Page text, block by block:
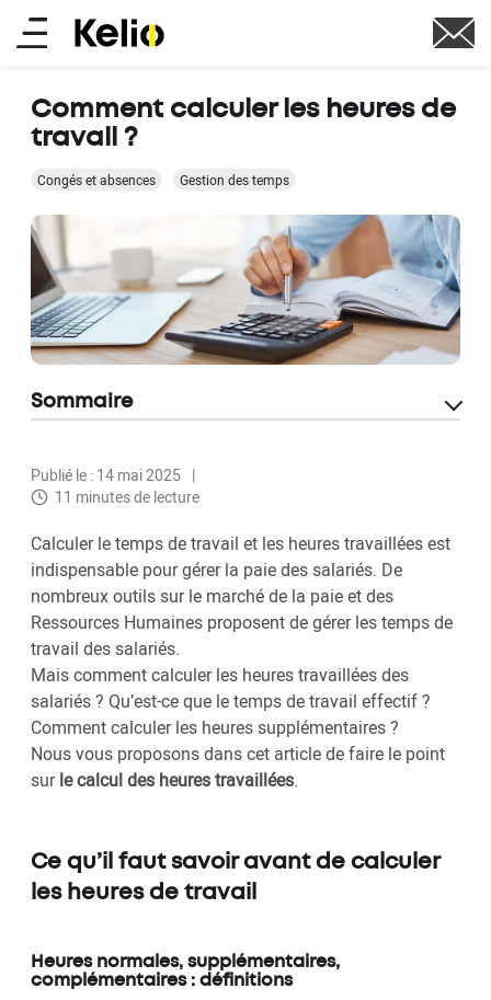
Aller
auMain
Comment calculer les heures de
travail ?
Congés et absences Gestion des temps
Publié le : 14 mai 2025
11 minutes de lecture
Calculer le temps de travail et les heures travaillées est
indispensable pour gérer la paie des salariés. De
nombreux outils sur le marché de la paie et des
Ressources Humaines proposent de gérer les temps de
travail des salariés.
Mais comment calculer les heures travaillées des
salariés ? Qu’est-ce que le temps de travail effectif ?
Comment calculer les heures supplémentaires ?
Nous vous proposons dans cet article de faire le point
surle calcul des heures travaillées.
Ce qu’il faut savoir avant de calculer
les heures de travail
Heures normales, supplémentaires,
complémentaires : définitions
Sommaire